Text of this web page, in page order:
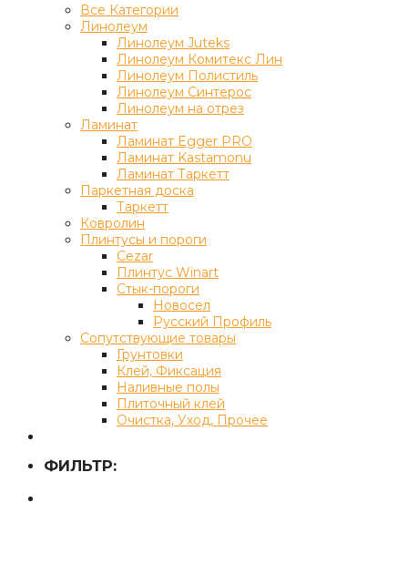
Все Категории
Линолеум
Линолеум Juteks
Линолеум Комитекс Лин
Линолеум Полистиль
Линолеум Синтерос
Линолеум на отрез
Ламинат
Ламинат Egger PRO
Ламинат Kastamonu
Ламинат Таркетт
Паркетная доска
Таркетт
Ковролин
Плинтусы и пороги
Cezar
Плинтус Winart
Стык-пороги
Новосел
Русский Профиль
Сопутствующие товары
Грунтовки
Клей, Фиксация
Наливные полы
Плиточный клей
Очистка, Уход, Прочее
ФИЛЬТР: